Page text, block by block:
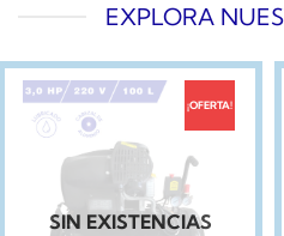
EXPLORA
¡OFERTA!
SIN EXISTENCIAS